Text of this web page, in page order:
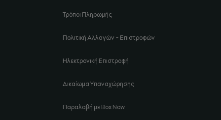
Τρόποι Πληρωμής
Πολιτική Αλλαγών - Επιστροφών
Ηλεκτρονική Επιστροφή
Δικαίωμα Υπαναχώρησης
Παραλαβή με Box Now